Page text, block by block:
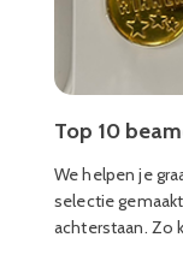
Top 10
We helpen je
selectie
achterstaan. Zo